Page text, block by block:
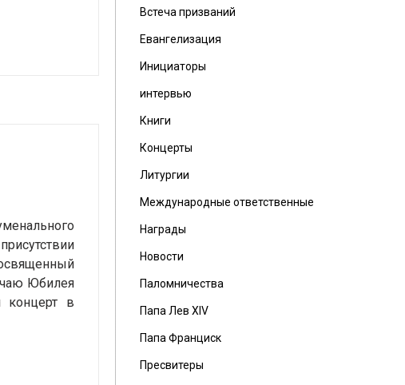
Юбилея
концерт в
Встеча призваний
Евангелизация
Инициаторы
интервью
Книги
Концерты
Литургии
Международные ответственные
Награды
Новости
Паломничества
Папа Лев XIV
Папа Франциск
Пресвитеры